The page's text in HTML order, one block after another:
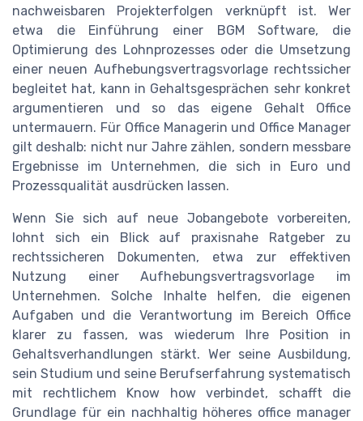
nachweisbaren Projekterfolgen verknüpft ist. Wer
etwa die Einführung einer BGM Software, die
Optimierung des Lohnprozesses oder die Umsetzung
einer neuen Aufhebungsvertragsvorlage rechtssicher
begleitet hat, kann in Gehaltsgesprächen sehr konkret
argumentieren und so das eigene Gehalt Office
untermauern. Für Office Managerin und Office Manager
gilt deshalb: nicht nur Jahre zählen, sondern messbare
Ergebnisse im Unternehmen, die sich in Euro und
Prozessqualität ausdrücken lassen.
Wenn Sie sich auf neue Jobangebote vorbereiten,
lohnt sich ein Blick auf praxisnahe Ratgeber zu
rechtssicheren Dokumenten, etwa zur effektiven
Nutzung einer Aufhebungsvertragsvorlage im
Unternehmen. Solche Inhalte helfen, die eigenen
Aufgaben und die Verantwortung im Bereich Office
klarer zu fassen, was wiederum Ihre Position in
Gehaltsverhandlungen stärkt. Wer seine Ausbildung,
sein Studium und seine Berufserfahrung systematisch
mit rechtlichem Know how verbindet, schafft die
Grundlage für ein nachhaltig höheres office manager